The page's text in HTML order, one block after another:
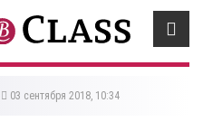
03 сентября 2018, 10:34